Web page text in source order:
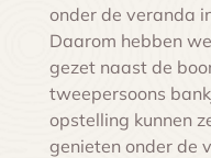
onder de veranda
Daarom hebben
gezet naast de
tweepersoons
opstelling kunnen
genieten onder de